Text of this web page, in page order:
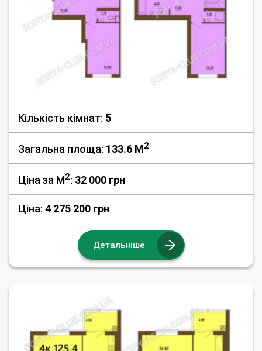
Кількість кімнат: 5
Загальна площа: 133.6 M2
Ціна за М2: 32 000 грн
Ціна: 4 275 200 грн
Детальніше